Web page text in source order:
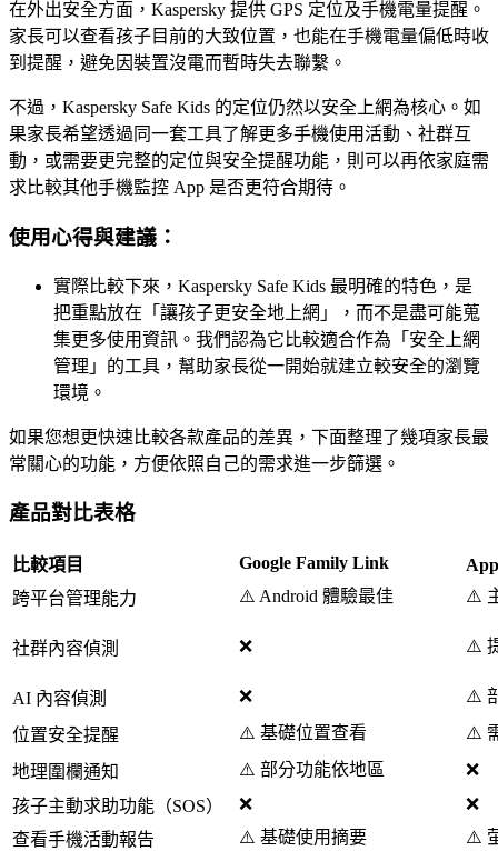
在外出安全方面，Kaspersky 提供 GPS 定位及手機電量提醒。
家長可以查看孩子目前的大致位置，也能在手機電量偏低時收
到提醒，避免因裝置沒電而暫時失去聯繫。
不過，Kaspersky Safe Kids 的定位仍然以安全上網為核心。如
果家長希望透過同一套工具了解更多手機使用活動、社群互
動，或需要更完整的定位與安全提醒功能，則可以再依家庭需
求比較其他手機監控 App 是否更符合期待。
使用心得與建議：
實際比較下來，Kaspersky Safe Kids 最明確的特色，是
把重點放在「讓孩子更安全地上網」，而不是盡可能蒐
集更多使用資訊。我們認為它比較適合作為「安全上網
管理」的工具，幫助家長從一開始就建立較安全的瀏覽
環境。
如果您想更快速比較各款產品的差異，下面整理了幾項家長最
常關心的功能，方便依照自己的需求進一步篩選。
產品對比表格
比較項目 Google Family Link
跨平台管理能力
⚠️ Android 體驗最佳 ⚠️
社群內容偵測 ❌ ⚠️
AI 內容偵測 ❌ ⚠️
位置安全提醒 ⚠️ 基礎位置查看 ⚠️
地理圍欄通知 ⚠️ 部分功能依地區
❌
孩子主動求助功能（SOS）
❌
❌
查看手機活動報告
⚠️ 基礎使用摘要
⚠️